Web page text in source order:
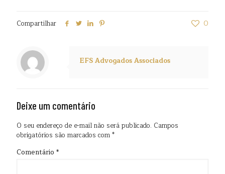
Compartilhar 0
EFS Advogados Associados
Deixe um comentário
O seu endereço de e-mail não será publicado. Campos
obrigatórios são marcados com*
Comentário *